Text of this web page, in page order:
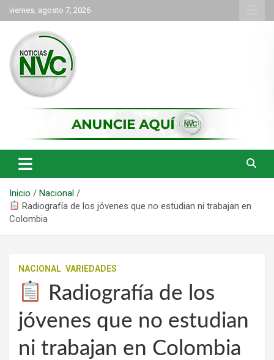
Saltar
al
contenido
viernes, agosto 7, 2026
NVC Noticias
Inicio
Nacional
Radiografía de los jóvenes que no estudian ni trabajan en
Colombia
NACIONAL VARIEDADES
Radiografía de los
jóvenes que no estudian
ni trabajan en Colombia